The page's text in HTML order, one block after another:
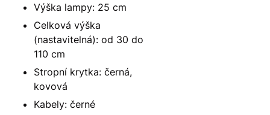
Výška lampy: 25 cm
Celková výška
(nastavitelná): od 30 do
110 cm
Stropní krytka: černá,
kovová
Kabely: černé